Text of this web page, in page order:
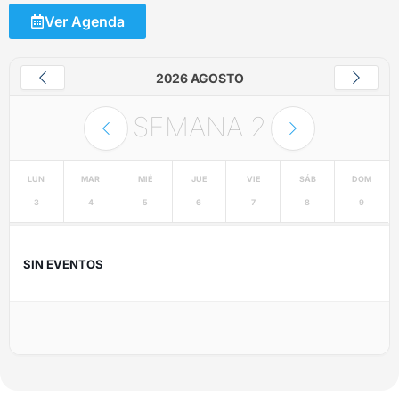
Ver Agenda
2026 AGOSTO
SEMANA 2
LUN
3
MAR
4
MIÉ
5
JUE
6
VIE
7
SÁB
8
DOM
9
SIN EVENTOS